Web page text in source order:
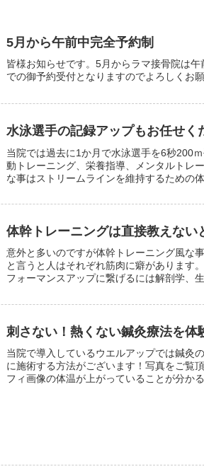
5月から午前中完全予約制
皆様お知らせです。5月からラマ接骨院は
での御予約受付となりますのでよろしくお願
水泳選手の記録アップもお任せく
当院では過去に1か月で水泳選手を6秒200
動トレーニング、栄養指導、メンタルトレ
な事はストリームラインを維持するための
体幹トレーニングは直接教えない
意外と多いのですが体幹トレーニング風な
と言うと人はそれぞれ筋肉に癖があります
フォーマンスアップに繋げるには解剖学、
刺さない！熱くない鍼灸療法を体
当院で導入しているウエルアップでは鍼灸
に施術する方法がございます！写真をご覧
フィ画像の体温が上がっていることが分か